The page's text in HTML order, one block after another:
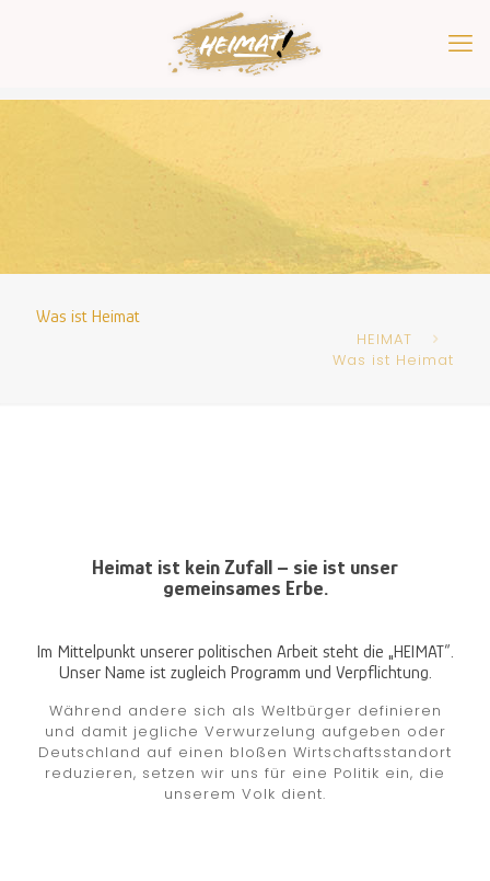
Was ist Heimat
HEIMAT
Was ist Heimat
Heimat ist kein Zufall – sie ist unser
gemeinsames Erbe.
Im Mittelpunkt unserer politischen Arbeit steht die „HEIMAT“.
Unser Name ist zugleich Programm und Verpflichtung.
Während andere sich als Weltbürger definieren
und damit jegliche Verwurzelung aufgeben oder
Deutschland auf einen bloßen Wirtschaftsstandort
reduzieren, setzen wir uns für eine Politik ein, die
unserem Volk dient.